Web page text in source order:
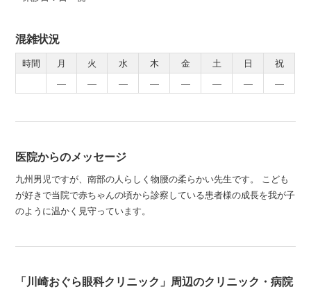
混雑状況
時間 月 火 水 木 金 土 日
祝
―
― ― ― ― ― ― ―
医院からのメッセージ
九州男児ですが、南部の人らしく物腰の柔らかい先生です。 こども
が好きで当院で赤ちゃんの頃から診察している患者様の成長を我が子
のように温かく見守っています。
「川崎おぐら眼科クリニック」周辺のクリニック・病院